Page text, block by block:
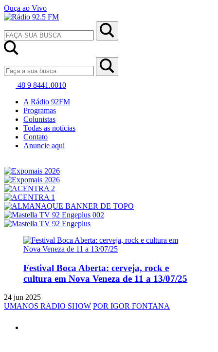
Ouça ao Vivo
48 9 8441.0010
A Rádio 92FM
Programas
Colunistas
Todas as notícias
Contato
Anuncie aqui
Festival Boca Aberta: cerveja, rock e
cultura em Nova Veneza de 11 a 13/07/25
24 jun 2025
UMANOS RADIO SHOW POR IGOR FONTANA